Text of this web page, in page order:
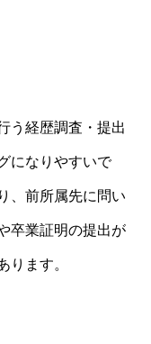
う経歴調査・提出
になりやすいで
、前所属先に問い
卒業証明の提出が
ります。